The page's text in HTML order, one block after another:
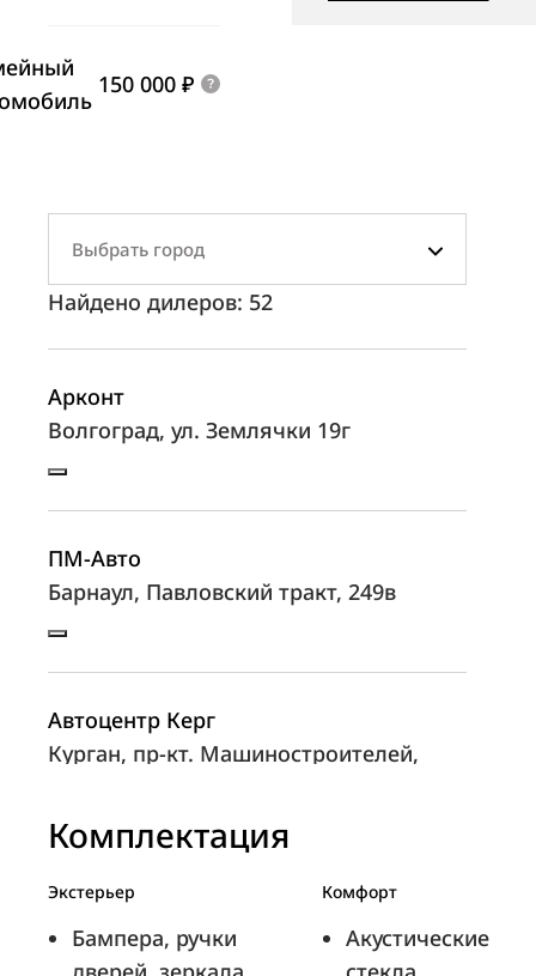
150 000 ₽
Выбрать город
Найдено дилеров: 52
Арконт
Волгоград, ул. Землячки 19г
ПМ-Авто
Барнаул, Павловский тракт, 249в
Автоцентр Керг
Курган, пр-кт. Машиностроителей,
Екатеринбург, улица Бебеля 115
Комплектация
Экстерьер
Бампера, ручки
Комфорт
Акустические